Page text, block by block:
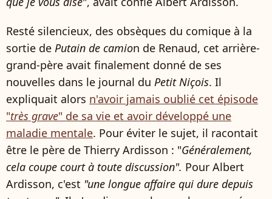
Resté silencieux, des obsèques du comique à la
sortie de Putain de camion de Renaud, cet arrière-
grand-père avait finalement donné de ses
nouvelles dans le journal du Petit Niçois. Il
expliquait alors n'avoir jamais oublié cet épisode
"très grave" de sa vie et avoir développé une
maladie mentale. Pour éviter le sujet, il racontait
être le père de Thierry Ardisson : "Généralement,
cela coupe court à toute discussion". Pour Albert
Ardisson, c'est "une longue affaire qui dure depuis